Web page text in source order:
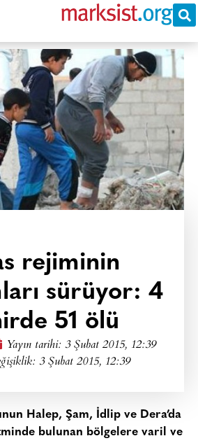
rejiminin
sürüyor: 4
51 ölü
Yayın tarihi: 3 Şubat 2015, 12:39
3 Şubat 2015, 12:39
Halep, Şam, İdlip ve Dera’da
bulunan bölgelere varil ve